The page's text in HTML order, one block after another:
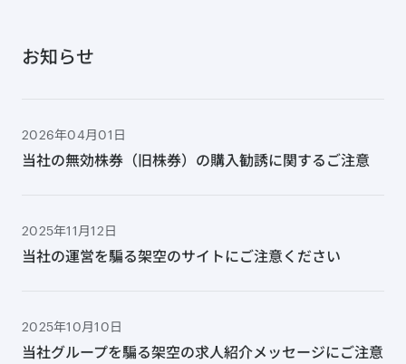
お知らせ
2026年04月01日
当社の無効株券（旧株券）の購入勧誘に関するご注意
2025年11月12日
当社の運営を騙る架空のサイトにご注意ください
2025年10月10日
当社グループを騙る架空の求人紹介メッセージにご注意